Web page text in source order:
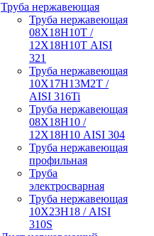
Труба нержавеющая
Труба нержавеющая
08Х18Н10Т /
12Х18Н10Т AISI
321
Труба нержавеющая
10Х17Н13М2Т /
AISI 316Ti
Труба нержавеющая
08Х18Н10 /
12Х18Н10 AISI 304
Труба нержавеющая
профильная
Труба
электросварная
Труба нержавеющая
10Х23Н18 / AISI
310S